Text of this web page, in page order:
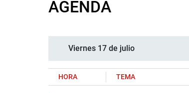
AGENDA
Viernes 17 de julio
HORA TEMA